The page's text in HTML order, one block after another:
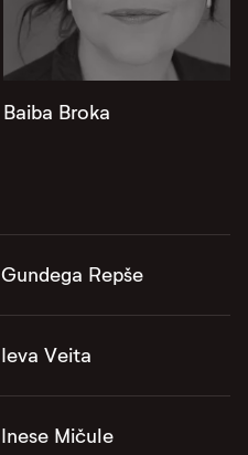
Baiba Broka
Gundega Repše
Ieva Veita
Inese Mičule